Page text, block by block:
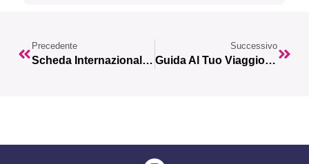
Precedente
Scheda Internazionale: La Soluzione Per Restare Connessi In Viaggio
Successivo
Guida Al Tuo Viaggio In Turchia: 10 Cose Da Fare E Da Vedere